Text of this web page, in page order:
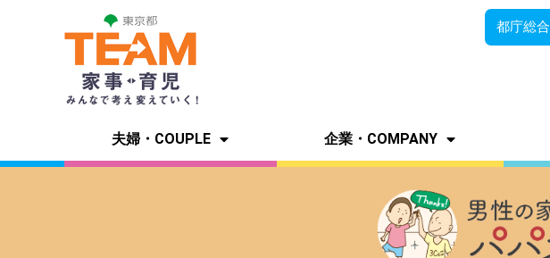
都庁総合
夫婦・COUPLE 企業・COMPANY